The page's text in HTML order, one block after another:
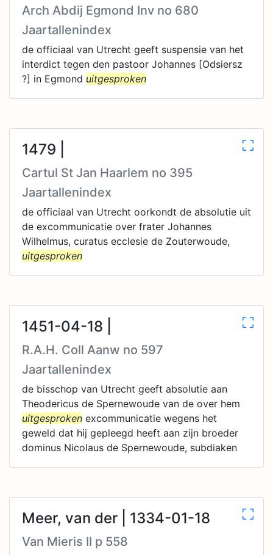
Arch Abdij Egmond Inv no 680
Jaartallenindex
de officiaal van Utrecht geeft suspensie van het
interdict tegen den pastoor Johannes [Odsiersz
?] in Egmond uitgesproken
1479 |
Cartul St Jan Haarlem no 395
Jaartallenindex
de officiaal van Utrecht oorkondt de absolutie uit
de excommunicatie over frater Johannes
Wilhelmus, curatus ecclesie de Zouterwoude,
uitgesproken
1451-04-18 |
R.A.H. Coll Aanw no 597
Jaartallenindex
de bisschop van Utrecht geeft absolutie aan
Theodericus de Spernewoude van de over hem
uitgesproken excommunicatie wegens het
geweld dat hij gepleegd heeft aan zijn broeder
dominus Nicolaus de Spernewoude, subdiaken
Meer, van der | 1334-01-18
Van Mieris II p 558